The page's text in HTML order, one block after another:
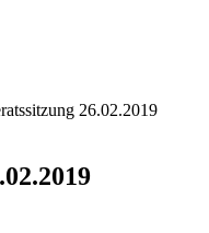
26.02.2019